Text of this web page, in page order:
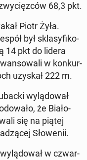
68,3 pkt.
Piotr Żyła.
był skla­sy­fi­ko­
14 pkt do lidera
w kon­kur­
uzyskał 222 m.
wy­lą­do­wał
że Biało-
się na piątej
Sło­we­nii.
w czwar­